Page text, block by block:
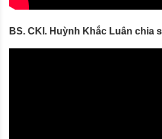
BS. CKI. Huỳnh Khắc Luân chia